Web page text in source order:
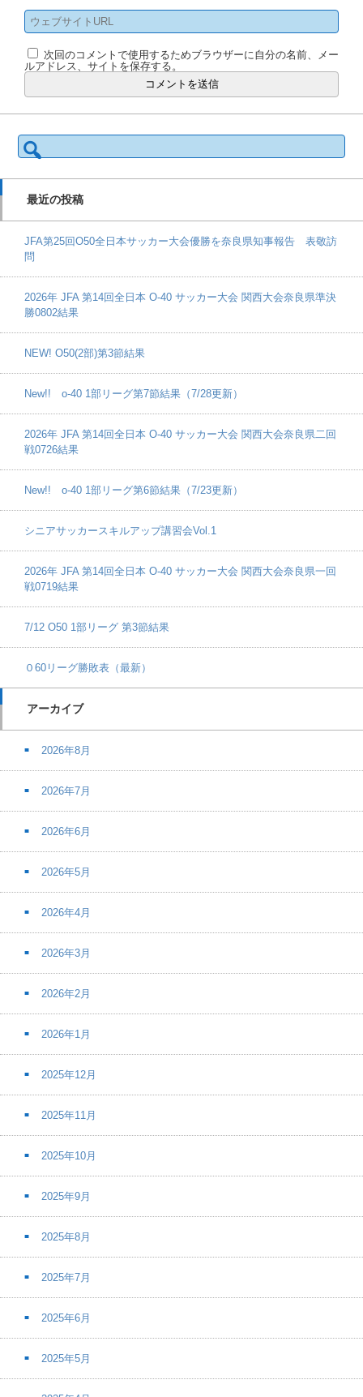
次回のコメントで使用するためブラウザーに自分の名前、メー
ルアドレス、サイトを保存する。
検
索:
最近の投稿
JFA第25回O50全日本サッカー大会優勝を奈良県知事報告 表敬訪
問
2026年 JFA 第14回全日本 O-40 サッカー大会 関西大会奈良県準決
勝0802結果
NEW! O50(2部)第3節結果
New!! o-40 1部リーグ第7節結果（7/28更新）
2026年 JFA 第14回全日本 O-40 サッカー大会 関西大会奈良県二回
戦0726結果
New!! o-40 1部リーグ第6節結果（7/23更新）
シニアサッカースキルアップ講習会Vol.1
2026年 JFA 第14回全日本 O-40 サッカー大会 関西大会奈良県一回
戦0719結果
7/12 O50 1部リーグ 第3節結果
０60リーグ勝敗表（最新）
アーカイブ
2026年8月
2026年7月
2026年6月
2026年5月
2026年4月
2026年3月
2026年2月
2026年1月
2025年12月
2025年11月
2025年10月
2025年9月
2025年8月
2025年7月
2025年6月
2025年5月